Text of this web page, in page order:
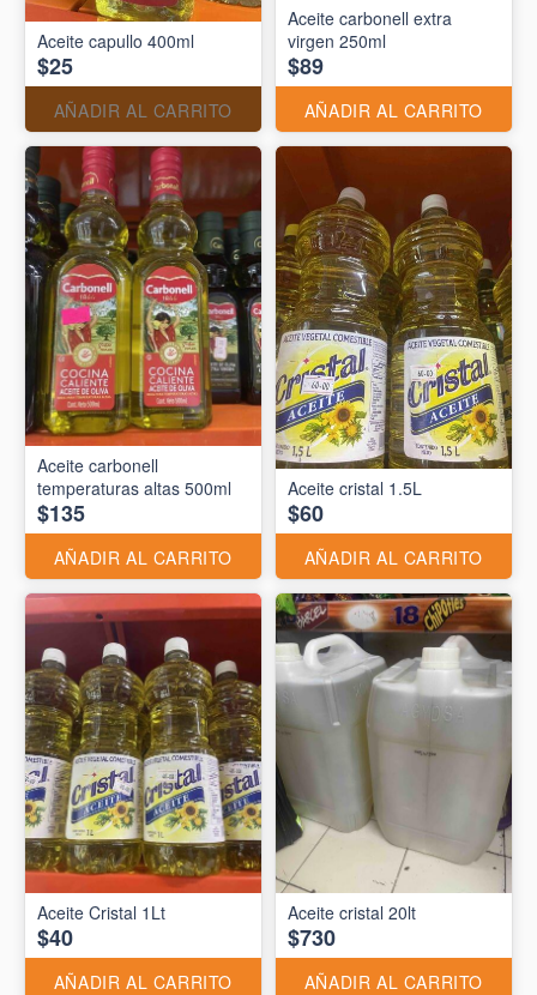
Aceite capullo 400ml
$25
AÑADIR AL CARRITO
Aceite carbonell extra
virgen 250ml
$89
AÑADIR AL CARRITO
Aceite carbonell
temperaturas altas 500ml
$135
AÑADIR AL CARRITO
Aceite cristal 1.5L
$60
AÑADIR AL CARRITO
Aceite Cristal 1Lt
$40
AÑADIR AL CARRITO
Aceite cristal 20lt
$730
AÑADIR AL CARRITO